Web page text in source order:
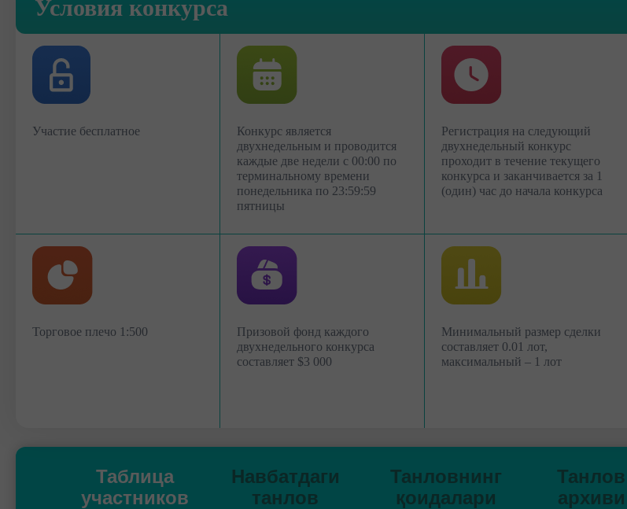
Условия конкурса
Участие бесплатное
Конкурс является
двухнедельным и проводится
каждые две недели с 00:00 по
терминальному времени
понедельника по 23:59:59
пятницы
Регистрация на следующий
двухнедельный конкурс
проходит в течение текущего
конкурса и заканчивается за 1
(один) час до начала конкурса
Торговое плечо 1:500
Призовой фонд каждого
двухнедельного конкурса
составляет $3 000
Минимальный размер сделки
составляет 0.01 лот,
максимальный – 1 лот
Таблица
участников
Навбатдаги
танлов
Танловнинг
қоидалари
Танлов
архиви
Demo hisob
ochish
Ochish
Haqiqiy hisob
ochish
Ochish